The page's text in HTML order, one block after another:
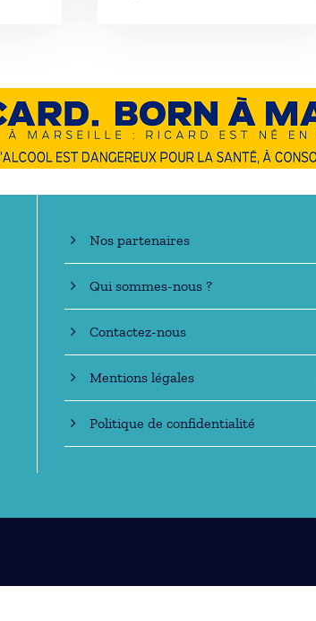
En savoir +
Nos partenaires
Qui sommes-nous ?
Contactez-nous
Mentions légales
Politique de confidentialité